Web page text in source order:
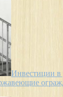
Инвестиции в